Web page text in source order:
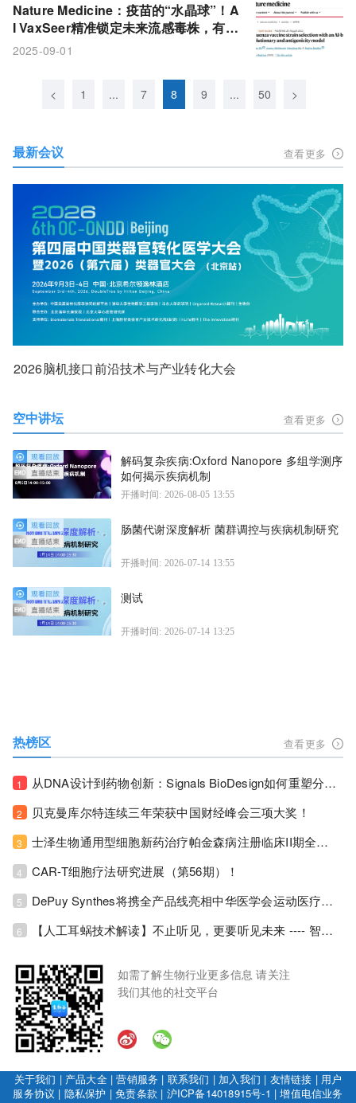
Nature Medicine：疫苗的“水晶球”！A
I VaxSeer精准锁定未来流感毒株，有效
性或将大幅提升
2025-09-01
< 1 ... 7 8 9 ... 50 >
最新会议 查看更多
2026脑机接口前沿技术与产业转化大会
空中讲坛 查看更多
解码复杂疾病:Oxford Nanopore 多组学测序
如何揭示疾病机制
开播时间: 2026-08-05 13:55
肠菌代谢深度解析 菌群调控与疾病机制研究
开播时间: 2026-07-14 13:55
测试
开播时间: 2026-07-14 13:25
热榜区 查看更多
1 从DNA设计到药物创新：Signals BioDesign如何重塑分子生物学研发生态！
2 贝克曼库尔特连续三年荣获中国财经峰会三项大奖！
3 士泽生物通用型细胞新药治疗帕金森病注册临床II期全部入组完成！
4 CAR-T细胞疗法研究进展（第56期）！
5 DePuy Synthes将携全产品线亮相中华医学会运动医疗分会大会，加码布局中国运动医学创新赛道！
6 【人工耳蜗技术解读】不止听见，更要听见未来 ---- 智能耳蜗，开启人工耳蜗技术新纪元！
如需了解生物行业更多信息 请关注
我们其他的社交平台
关于我们 | 产品大全|营销服务 | 联系我们 | 加入我们 | 友情链接 | 用户
服务协议 | 隐私保护 |免责条款 | 沪ICP备14018915号-1 |增值电信业务